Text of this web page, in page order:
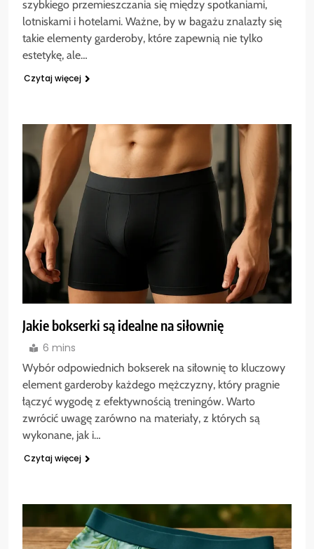
szybkiego przemieszczania się między spotkaniami,
lotniskami i hotelami. Ważne, by w bagażu znalazły się
takie elementy garderoby, które zapewnią nie tylko
estetykę, ale…
Czytaj więcej
Jakie bokserki są idealne na siłownię
6 mins
Wybór odpowiednich bokserek na siłownię to kluczowy
element garderoby każdego mężczyzny, który pragnie
łączyć wygodę z efektywnością treningów. Warto
zwrócić uwagę zarówno na materiały, z których są
wykonane, jak i…
Czytaj więcej